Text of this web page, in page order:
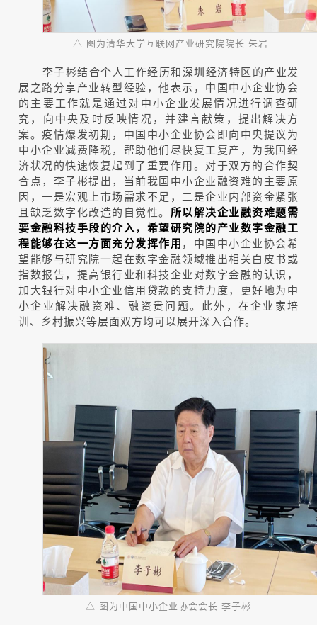
△ 图为清华大学互联网产业研究院院长 朱岩
李子彬结合个人工作经历和深圳经济特区的产业发
展之路分享产业转型经验，他表示，中国中小企业协会
的主要工作就是通过对中小企业发展情况进行调查研
究，向中央及时反映情况，并建言献策，提出解决方
案。疫情爆发初期，中国中小企业协会即向中央提议为
中小企业减费降税，帮助他们尽快复工复产，为我国经
济状况的快速恢复起到了重要作用。对于双方的合作契
合点，李子彬提出，当前我国中小企业融资难的主要原
因，一是宏观上市场需求不足，二是企业内部资金紧张
且缺乏数字化改造的自觉性。 所以解决企业融资难题需
要金融科技手段的介入，希望研究院的产业数字金融工
程能够在这一方面充分发挥作用，中国中小企业协会希
望能够与研究院一起在数字金融领域推出相关白皮书或
指数报告，提高银行业和科技企业对数字金融的认识，
加大银行对中小企业信用贷款的支持力度，更好地为中
小企业解决融资难、融资贵问题。此外，在企业家培
训、乡村振兴等层面双方均可以展开深入合作。
△ 图为中国中小企业协会会长 李子彬